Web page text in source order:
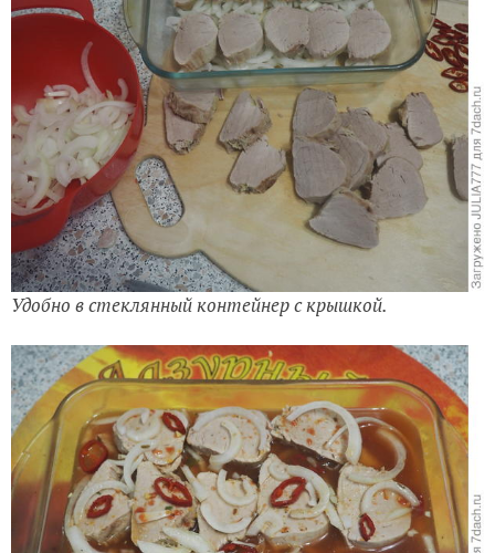
Удобно в стеклянный контейнер с крышкой.